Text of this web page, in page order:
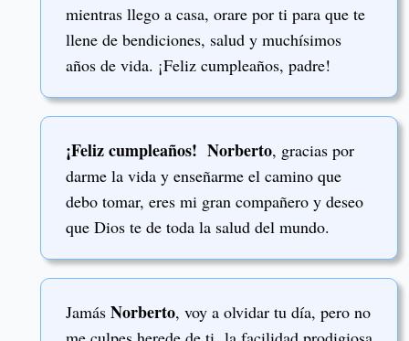
mientras llego a casa, orare por ti para que te
llene de bendiciones, salud y muchísimos
años de vida. ¡Feliz cumpleaños, padre!
¡Feliz cumpleaños! Norberto, gracias por
darme la vida y enseñarme el camino que
debo tomar, eres mi gran compañero y deseo
que Dios te de toda la salud del mundo.
Jamás Norberto, voy a olvidar tu día, pero no